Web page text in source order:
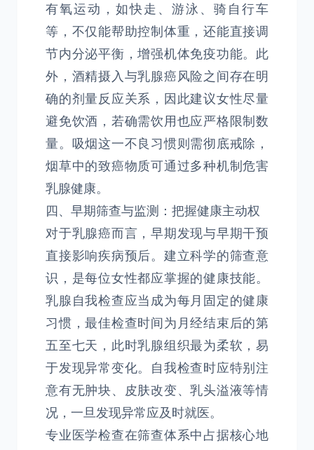
有氧运动，如快走、游泳、骑自行车
等，不仅能帮助控制体重，还能直接调
节内分泌平衡，增强机体免疫功能。此
外，酒精摄入与乳腺癌风险之间存在明
确的剂量反应关系，因此建议女性尽量
避免饮酒，若确需饮用也应严格限制数
量。吸烟这一不良习惯则需彻底戒除，
烟草中的致癌物质可通过多种机制危害
乳腺健康。
四、早期筛查与监测：把握健康主动权
对于乳腺癌而言，早期发现与早期干预
直接影响疾病预后。建立科学的筛查意
识，是每位女性都应掌握的健康技能。
乳腺自我检查应当成为每月固定的健康
习惯，最佳检查时间为月经结束后的第
五至七天，此时乳腺组织最为柔软，易
于发现异常变化。自我检查时应特别注
意有无肿块、皮肤改变、乳头溢液等情
况，一旦发现异常应及时就医。
专业医学检查在筛查体系中占据核心地